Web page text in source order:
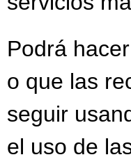
Podrá
o que las
seguir
el uso de